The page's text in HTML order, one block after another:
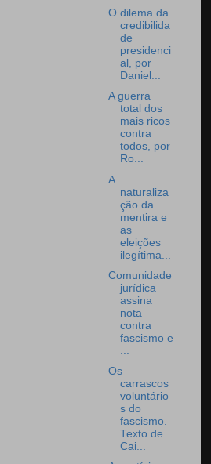
O dilema da
credibilida
de
presidenci
al, por
Daniel...
A guerra
total dos
mais ricos
contra
todos, por
Ro...
A
naturaliza
ção da
mentira e
as
eleições
ilegítima...
Comunidade
jurídica
assina
nota
contra
fascismo e
Os
carrascos
voluntário
s do
fascismo.
Texto de
Cai...